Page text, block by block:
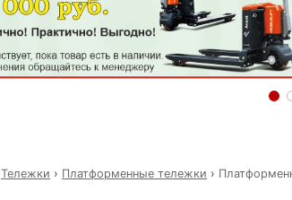
Тележки › Платформенные тележки ›